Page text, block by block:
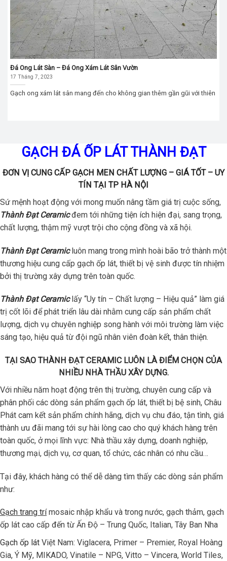
Đá Ong Lát Sàn – Đá Ong Xám Lát Sân Vườn
17 Tháng 7, 2023
Gạch ong xám lát sân mang đến cho không gian thêm gần gũi với thiên
GẠCH ĐÁ ỐP LÁT THÀNH ĐẠT
ĐƠN VỊ CUNG CẤP GẠCH MEN CHẤT LƯỢNG – GIÁ TỐT – UY
TÍN TẠI TP HÀ NỘI
Sứ mệnh hoạt động với mong muốn nâng tầm giá trị cuộc sống,
Thành Đạt Ceramicđem tới những tiện ích hiện đại, sang trọng,
chất lượng, thậm mỹ vượt trội cho cộng đồng và xã hội.
Thành Đạt Ceramicluôn mang trong mình hoài bão trở thành một
thương hiệu cung cấp gạch ốp lát, thiết bị vệ sinh được tín nhiệm
bởi thị trường xây dựng trên toàn quốc.
Thành Đạt Ceramiclấy “Uy tín – Chất lượng – Hiệu quả” làm giá
trị cốt lõi để phát triển lâu dài nhằm cung cấp sản phẩm chất
lượng, dịch vụ chuyên nghiệp song hành với môi trường làm việc
sáng tạo, hiệu quả từ đội ngũ nhân viên đoàn kết, thân thiện.
TẠI SAO THÀNH ĐẠT CERAMIC LUÔN LÀ ĐIỂM CHỌN CỦA
NHIỀU NHÀ THẦU XÂY DỰNG.
Với nhiều năm hoạt động trên thị trường, chuyên cung cấp và
phân phối các dòng sản phẩm gạch ốp lát, thiết bị bệ sinh, Châu
Phát cam kết sản phẩm chính hãng, dịch vụ chu đáo, tận tình, giá
thành ưu đãi mang tới sự hài lòng cao cho quý khách hàng trên
toàn quốc, ở mọi lĩnh vực: Nhà thầu xây dựng, doanh nghiệp,
thương mại, dịch vụ, cơ quan, tổ chức, các nhân có nhu cầu…
Tại đây, khách hàng có thể dễ dàng tìm thấy các dòng sản phẩm
như:
Gạch trang trímosaic nhập khẩu và trong nước, gạch thảm, gạch
ốp lát cao cấp đến từ Ấn Độ – Trung Quốc, Italian, Tây Ban Nha
Gạch ốp lát Việt Nam: Viglacera, Primer – Premier, Royal Hoàng
Gia, Ý Mỹ, MIKADO, Vinatile – NPG, Vitto – Vincera, World Tiles,